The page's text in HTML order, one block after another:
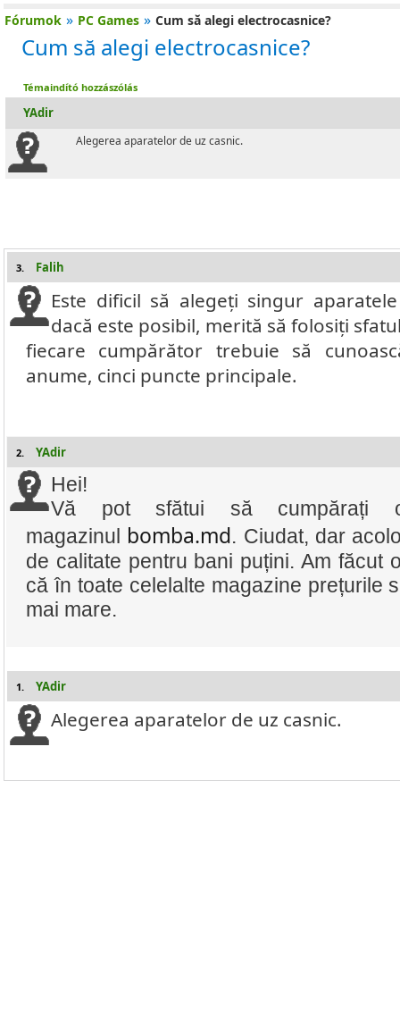
Fórumok » PC Games » Cum să alegi electrocasnice?
Cum să alegi electrocasnice?
Témaindító hozzászólás
YAdir
Alegerea aparatelor de uz casnic.
3. Falih
Este dificil să alegeți singur
dacă este posibil, merită să folosiți
fiecare cumpărător trebuie să
anume, cinci puncte principale.
2. YAdir
Hei!
Vă pot sfătui să
magazinul bomba.md. Ciudat, dar
de calitate pentru bani puțini. Am făcut
că în toate celelalte magazine prețurile
mai mare.
1. YAdir
Alegerea aparatelor de uz casnic.